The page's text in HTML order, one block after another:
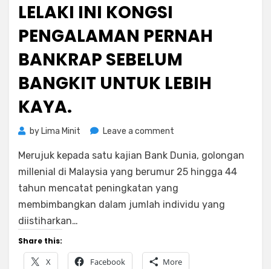
LELAKI INI KONGSI
PENGALAMAN PERNAH
BANKRAP SEBELUM
BANGKIT UNTUK LEBIH
KAYA.
by Lima Minit Leave a comment
Ini
Kongsi
Pengalaman
Pernah
Bankrap
Untuk
Lebih
Merujuk kepada satu kajian Bank Dunia, golongan
millenial di Malaysia yang berumur 25 hingga 44
tahun mencatat peningkatan yang
membimbangkan dalam jumlah individu yang
diistiharkan…
Share this:
X Facebook More